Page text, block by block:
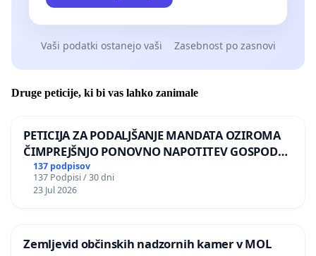
Vaši podatki ostanejo vaši Zasebnost po zasnovi
Druge peticije, ki bi vas lahko zanimale
PETICIJA ZA PODALJŠANJE MANDATA OZIROMA
ČIMPREJŠNJO PONOVNO NAPOTITEV GOSPODA
BERNARDA ŠRAJNERJA NA VELEPOSLANIŠTVO
REPUBLIKE SLOVENIJE V MOSKVI
137 podpisov
137 Podpisi / 30 dni
23 Jul 2026
Zemljevid občinskih nadzornih kamer v MOL